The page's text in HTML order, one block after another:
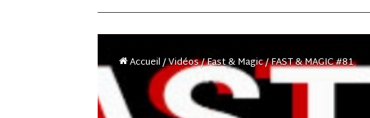
Accueil/Vidéos/Fast & Magic/FAST & MAGIC #81